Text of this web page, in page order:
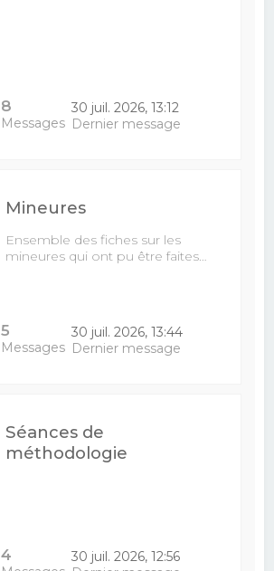
8
Messages
30 juil. 2026, 13:12
Dernier message
Mineures
Ensemble des fiches sur les
mineures qui ont pu être faites…
5
Messages
30 juil. 2026, 13:44
Dernier message
Séances de
méthodologie
4
30 juil. 2026, 12:56